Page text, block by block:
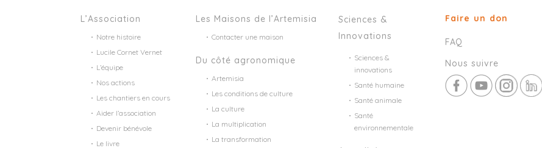
L’Association
Notre histoire
Lucile Cornet Vernet
L’équipe
Nos actions
Les chantiers en cours
Aider l’association
Devenir bénévole
Le livre
Les Maisons de l’Artemisia
Contacter une maison
Du côté agronomique
Artemisia
Les conditions de culture
La culture
La multiplication
La transformation
Sciences &
Innovations
Sciences &
innovations
Santé humaine
Santé animale
Santé
environnementale
Faire un don
FAQ
Nous suivre